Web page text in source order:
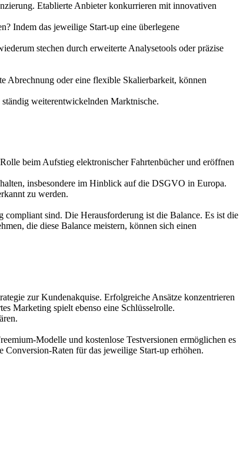
Etablierte Anbieter konkurrieren mit innovativen
Indem das jeweilige Start-up eine überlegene
stechen durch erweiterte Analysetools oder präzise
Abrechnung oder eine flexible Skalierbarkeit, können
weiterentwickelnden Marktnische.
beim Aufstieg elektronischer Fahrtenbücher und eröffnen
insbesondere im Hinblick auf die DSGVO in Europa.
zu werden.
sind. Die Herausforderung ist die Balance. Es ist die
die diese Balance meistern, können sich einen
zur Kundenakquise. Erfolgreiche Ansätze konzentrieren
Marketing spielt ebenso eine Schlüsselrolle.
Modelle und kostenlose Testversionen ermöglichen es
Raten für das jeweilige Start-up erhöhen.